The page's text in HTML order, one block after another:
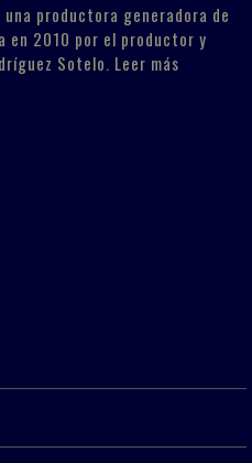
productora generadora de
en 2010 por el productor y
Sotelo. Leer más